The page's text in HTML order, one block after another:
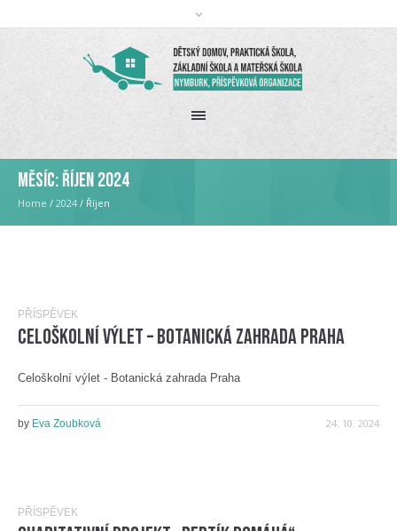
Měsíc:Říjen 2024
Home / 2024 / Říjen
PŘÍSPĚVEK
Celoškolní výlet – Botanická zahrada Praha
Celoškolní výlet - Botanická zahrada Praha
24. 10. 2024
by Eva Zoubková
PŘÍSPĚVEK